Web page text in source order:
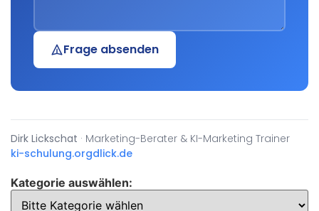
Frage absenden
Dirk Lickschat · Marketing-Berater & KI-Marketing Trainer
ki-schulung.orgdlick.de
Kategorie auswählen: